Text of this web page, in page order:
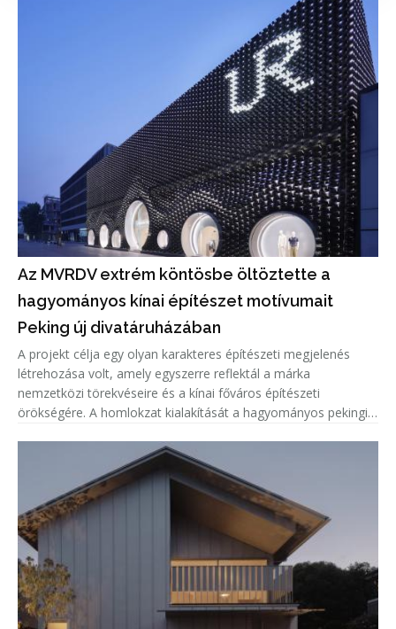
Az MVRDV extrém köntösbe öltöztette a
hagyományos kínai építészet motívumait
Peking új divatáruházában
A projekt célja egy olyan karakteres építészeti megjelenés
létrehozása volt, amely egyszerre reflektál a márka
nemzetközi törekvéseire és a kínai főváros építészeti
örökségére. A homlokzat kialakítását a hagyományos pekingi
formavilággal és innovat